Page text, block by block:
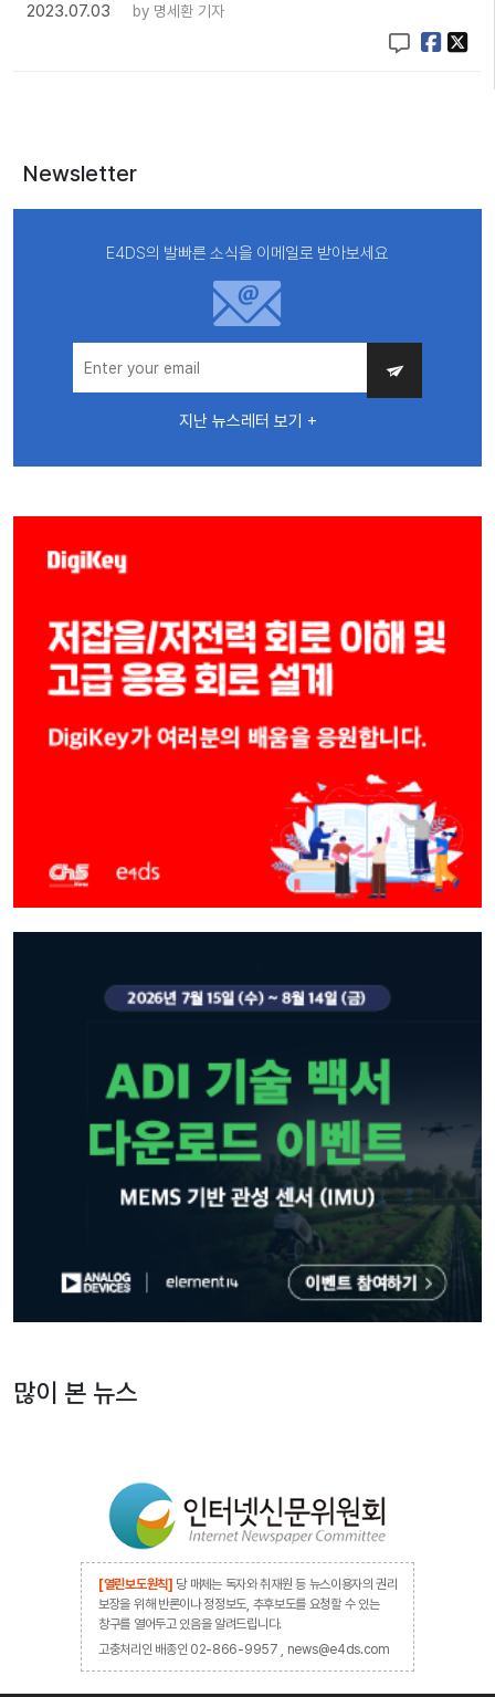
2023.07.03
by 명세환 기자
Newsletter
E4DS의 발빠른 소식을 이메일로 받아보세요
지난 뉴스레터 보기 +
많이 본 뉴스
[열린보도원칙] 당 매체는 독자와 취재원 등 뉴스이용자의 권리
보장을 위해 반론이나 정정보도, 추후보도를 요청할 수 있는
창구를 열어두고 있음을 알려드립니다.
고충처리인 배종인 02-866-9957 , news@e4ds.com